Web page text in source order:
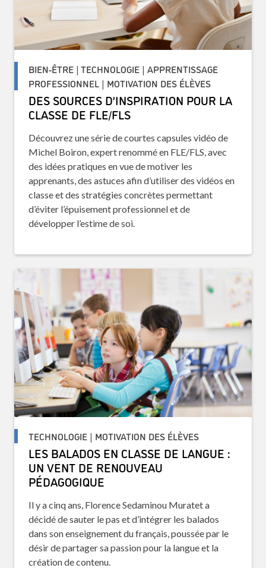
BIEN-ÊTRE | TECHNOLOGIE | APPRENTISSAGE
PROFESSIONNEL | MOTIVATION DES ÉLÈVES
DES SOURCES D’INSPIRATION POUR LA
CLASSE DE FLE/FLS
Découvrez une série de courtes capsules vidéo de
Michel Boiron, expert renommé en FLE/FLS, avec
des idées pratiques en vue de motiver les
apprenants, des astuces afin d’utiliser des vidéos en
classe et des stratégies concrètes permettant
d’éviter l’épuisement professionnel et de
développer l’estime de soi.
TECHNOLOGIE | MOTIVATION DES ÉLÈVES
LES BALADOS EN CLASSE DE LANGUE :
UN VENT DE RENOUVEAU
PÉDAGOGIQUE
Il y a cinq ans, Florence Sedaminou Muratet a
décidé de sauter le pas et d’intégrer les balados
dans son enseignement du français, poussée par le
désir de partager sa passion pour la langue et la
création de contenu.